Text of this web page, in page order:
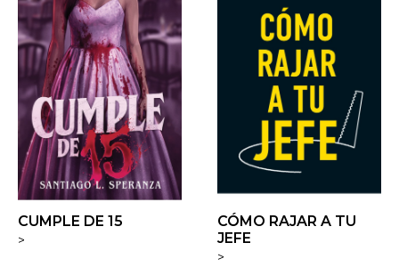
CUMPLE DE 15
>
CÓMO RAJAR A TU
JEFE
>